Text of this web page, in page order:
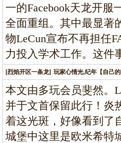
一的Facebook天龙开
全面重组。其中最显著
物LeCun宣布不再担任
力投入学术工作。这件
[烈焰开区一条龙] 玩家心情光,纪年【自己的
本文由多玩会员斐然。
并于文首保留此行！炎
着这光斑，好像看到了
城堡中这里是欧米希特